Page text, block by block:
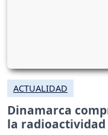
ACTUALIDAD
Dinamarca
la radioactividad